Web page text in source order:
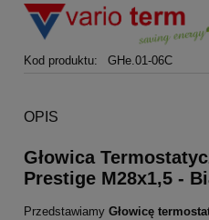
Kod produktu: GHe.01-06C
OPIS
Głowica
Prestige M28x1,5 -
Przedstawiamy Głowicę